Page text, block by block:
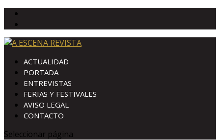
ACTUALIDAD
PORTADA
ENTREVISTAS
FERIAS Y FESTIVALES
AVISO LEGAL
CONTACTO
Seleccionar página